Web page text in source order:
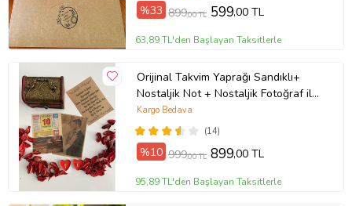
%33 899,00 TL 599,00 TL
63,89 TL'den Başlayan Taksitlerle
Orijinal Takvim Yaprağı Sandıklı+
Nostaljik Not + Nostaljik Fotoğraf ile
birlikte UNUTULMAYACAK BİR
HEDİYE
(14)
Kargo Bedava
%10 999,00 TL 899,00 TL
95,89 TL'den Başlayan Taksitlerle